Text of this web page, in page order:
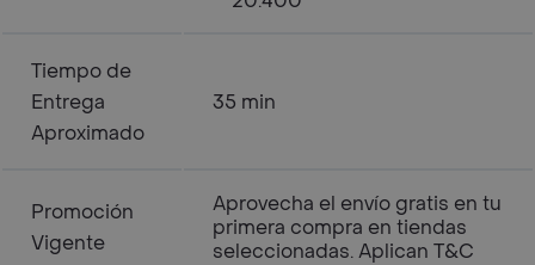
Tiempo de
Entrega
Aproximado
35 min
Promoción
Vigente
Aprovecha el envío gratis en tu
primera compra en tiendas
seleccionadas. Aplican T&C